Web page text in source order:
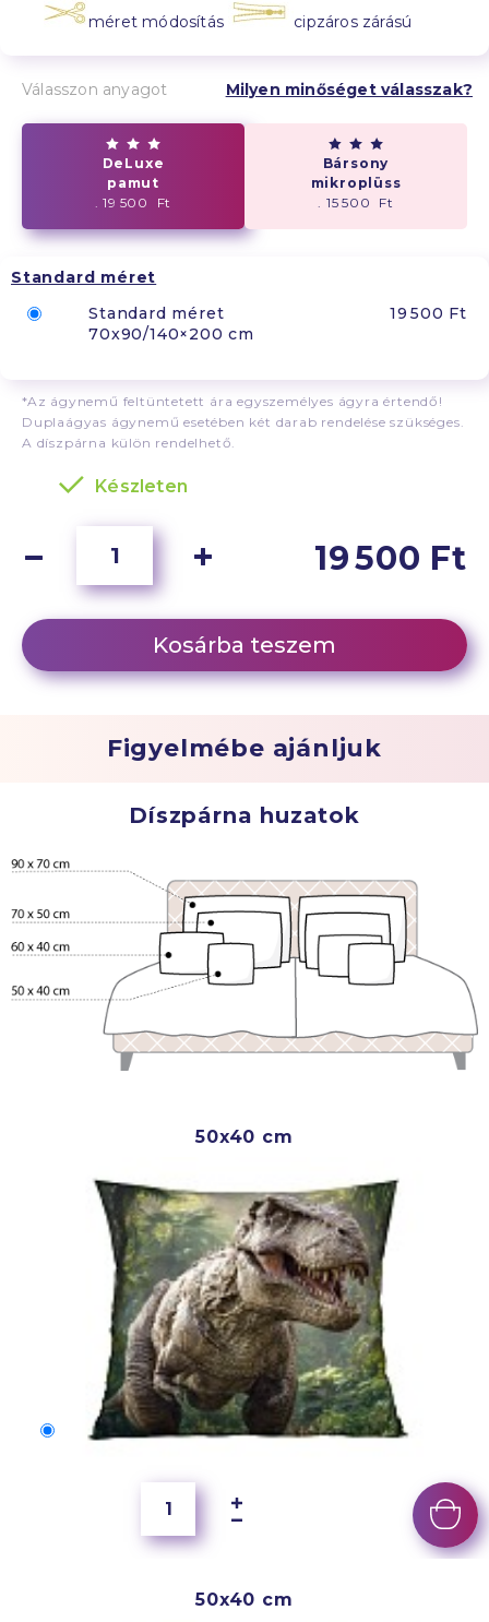
méret módosítás cipzáros zárású
Válasszon anyagot Milyen minőséget válasszak?
DeLuxe
pamut
. 19 500 Ft
Bársony
mikroplüss
. 15 500 Ft
Standard méret
Standard méret
70x90/140×200 cm
19 500 Ft
*Az ágynemű feltüntetett ára egyszemélyes ágyra értendő!
Duplaágyas ágynemű esetében két darab rendelése szükséges.
A díszpárna külön rendelhető.
Készleten
19 500 Ft
Kosárba teszem
Figyelmébe ajánljuk
Díszpárna huzatok
50x40 cm
50x40 cm
50x40 cm